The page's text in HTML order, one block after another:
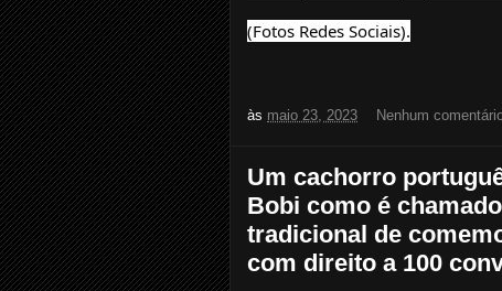
(Fotos Redes Sociais).
às maio 23, 2023 Nenhum
Um cachorro
Bobi como é
tradicional de
com direito a 100